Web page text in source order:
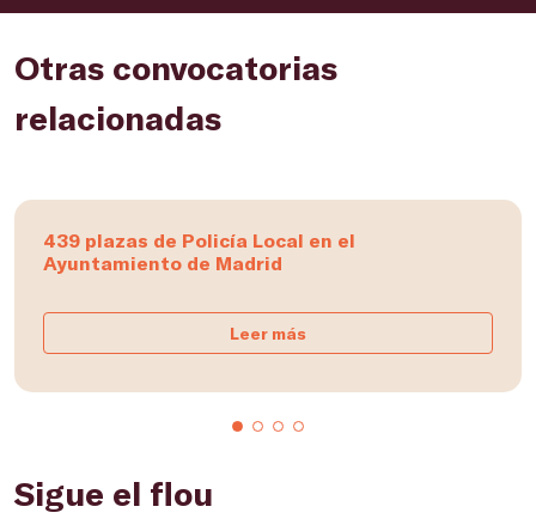
Otras convocatorias
relacionadas
439 plazas de Policía Local en el
Ayuntamiento de Madrid
Leer más
Sigue el flou